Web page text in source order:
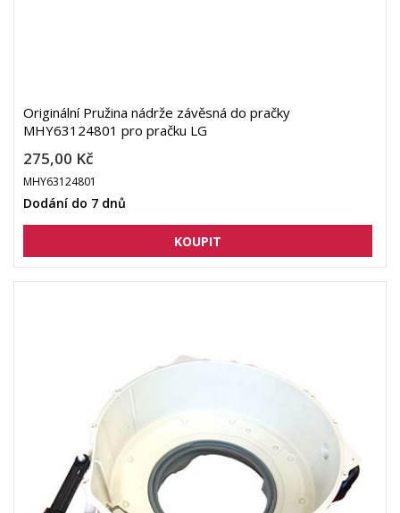
Originální Pružina nádrže závěsná do pračky
MHY63124801 pro pračku LG
275,00 Kč
MHY63124801
Dodání do 7 dnů